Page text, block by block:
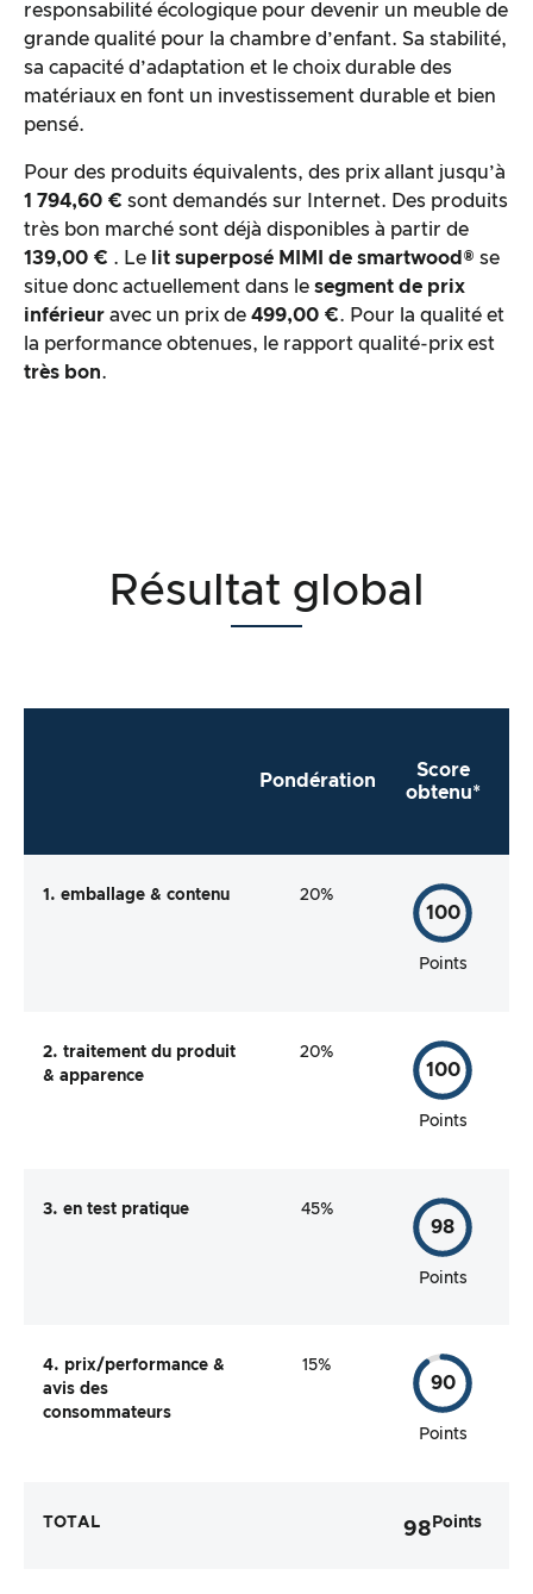
responsabilité écologique pour devenir un meuble de
grande qualité pour la chambre d’enfant. Sa stabilité,
sa capacité d’adaptation et le choix durable des
matériaux en font un investissement durable et bien
pensé.
Pour des produits équivalents, des prix allant jusqu’à
1 794,60 € sont demandés sur Internet. Des produits
très bon marché sont déjà disponibles à partir de
139,00 € . Le lit superposé MIMI de smartwood® se
situe donc actuellement dans le segment de prix
inférieur avec un prix de 499,00 €. Pour la qualité et
la performance obtenues, le rapport qualité-prix est
très bon.
Résultat global
Pondération
Score
obtenu*
1. emballage & contenu 20%
100
Points
2. traitement du produit
& apparence
20%
100
Points
3. en test pratique 45%
98
Points
4. prix/performance &
avis des
consommateurs
15%
90
Points
TOTAL 98 Points